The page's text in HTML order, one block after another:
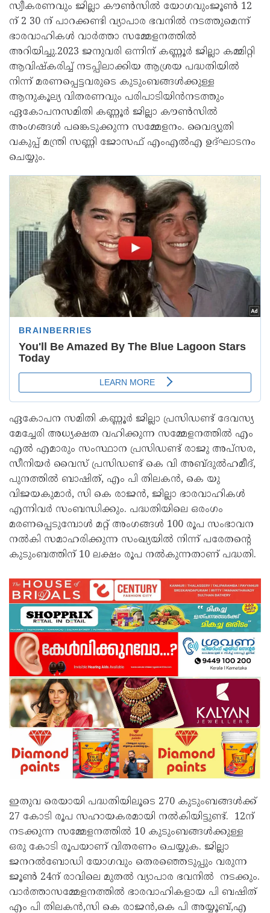
സ്വീകരണവും ജില്ലാ കൗൺസിൽ യോഗവുംജൂൺ 12
ന് 2 30 ന് പാറക്കണ്ടി വ്യാപാര ഭവനിൽ നടത്തുമെന്ന്
ഭാരവാഹികൾ വാർത്താ സമ്മേളനത്തിൽ
അറിയിച്ചു.2023 ജനുവരി ഒന്നിന് കണ്ണൂർ ജില്ലാ കമ്മിറ്റി
ആവിഷ്‌കരിച്ച് നടപ്പിലാക്കിയ ആശ്രയ പദ്ധതിയിൽ
നിന്ന് മരണപ്പെട്ടവരുടെ കുടുംബങ്ങൾക്കുള്ള
ആനുകൂല്യ വിതരണവും പരിപാടിയിൻനടത്തും
ഏകോപനസമിതി കണ്ണൂർ ജില്ലാ കൗൺസിൽ
അംഗങ്ങൾ പങ്കെടുക്കുന്ന സമ്മേളനം. വൈദ്യുതി
വകുപ്പ് മന്ത്രി സണ്ണി ജോസഫ് എംഎൽഎ ഉദ്ഘാടനം
ചെയ്യും.
ഏകോപന സമിതി കണ്ണൂർ ജില്ലാ പ്രസിഡണ്ട് ദേവസ്യ
മേച്ചേരി അധ്യക്ഷത വഹിക്കുന്ന സമ്മേളനത്തിൽ എം
എൽ എമാരും സംസ്ഥാന പ്രസിഡണ്ട് രാജു അപ്സര,
സീനിയർ വൈസ് പ്രസിഡണ്ട് കെ വി അബ്ദുൽഹമീദ്,
പുനത്തിൽ ബാഷിത്, എം പി തിലകൻ, കെ യു
വിജയകുമാർ, സി കെ രാജൻ, ജില്ലാ ഭാരവാഹികൾ
എന്നിവർ സംബന്ധിക്കും. പദ്ധതിയിലെ ഒരംഗം
മരണപ്പെടുമ്പോൾ മറ്റ് അംഗങ്ങൾ 100 രൂപ സംഭാവന
നൽകി സമാഹരിക്കുന്ന സംഖ്യയിൽ നിന്ന് പരേതൻ്റെ
കുടുംബത്തിന് 10 ലക്ഷം രൂപ നൽകുന്നതാണ് പദ്ധതി.
ഇതുവ രെയായി പദ്ധതിയിലൂടെ 270 കുടുംബങ്ങൾക്ക്
27 കോടി രൂപ സഹായകരമായി നൽകിയിട്ടുണ്ട്. 12ന്
നടക്കുന്ന സമ്മേളനത്തിൽ 10 കുടുംബങ്ങൾക്കുള്ള
ഒരു കോടി രൂപയാണ് വിതരണം ചെയ്യുക. ജില്ലാ
ജനറൽബോഡി യോഗവും തെരഞ്ഞെടുപ്പും വരുന്ന
ജൂൺ 24ന് രാവിലെ മുതൽ വ്യാപാര ഭവനിൽ നടക്കും.
വാർത്താസമ്മേളനത്തിൽ ഭാരവാഹികളായ പി ബഷിത്
എം പി തിലകൻ,സി കെ രാജൻ,കെ പി അയ്യൂബ്,എ